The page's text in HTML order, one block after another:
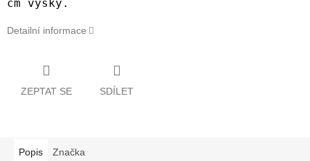
cm výšky.
Detailní informace
ZEPTAT SE SDÍLET
Popis Značka